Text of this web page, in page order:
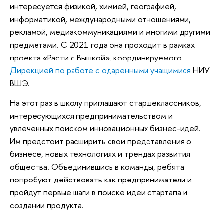
интересуется физикой, химией, географией,
информатикой, международными отношениями,
рекламой, медиакоммуникациями и многими другими
предметами. С 2021 года она проходит в рамках
проекта «Расти с Вышкой», координируемого
Дирекцией по работе с одаренными учащимися НИУ
ВШЭ.
На этот раз в школу приглашают старшеклассников,
интересующихся предпринимательством и
увлеченных поиском инновационных бизнес-идей.
Им предстоит расширить свои представления о
бизнесе, новых технологиях и трендах развития
общества. Объединившись в команды, ребята
попробуют действовать как предприниматели и
пройдут первые шаги в поиске идеи стартапа и
создании продукта.